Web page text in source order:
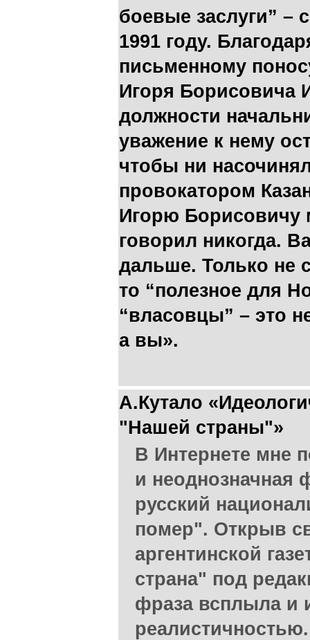
боевые заслуги” –
1991 году.
письменному
Игоря Борисовича
должности
уважение к нему
чтобы ни
провокатором
Игорю Борисовичу
говорил никогда.
дальше. Только не
то “полезное для
“власовцы” – это
а вы».
А.Кутало
"Нашей страны"»
В Интернете мне
и
русский
помер". Открыв
аргентинской
страна" под
фраза всплыла и